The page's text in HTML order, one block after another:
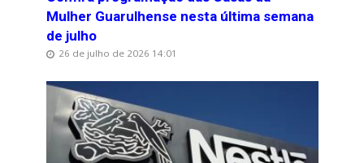
Mulher Guarulhense nesta última semana
de julho
26 de julho de 2026 14:01